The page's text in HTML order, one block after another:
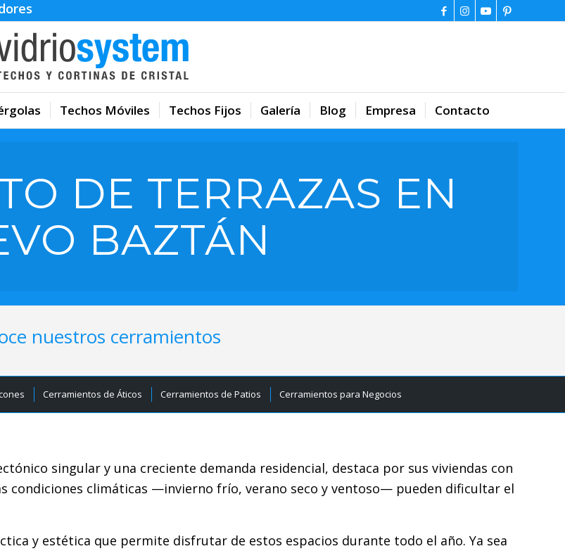
Techos Móviles Techos Fijos Galería Blog Empresa Contacto
DE TERRAZAS EN
BAZTÁN
nuestros cerramientos
Cerramientos de Áticos Cerramientos de Patios Cerramientos para Negocios
singular y una creciente demanda residencial, destaca por sus viviendas con
condiciones climáticas —invierno frío, verano seco y ventoso— pueden dificultar el
y estética que permite disfrutar de estos espacios durante todo el año. Ya sea